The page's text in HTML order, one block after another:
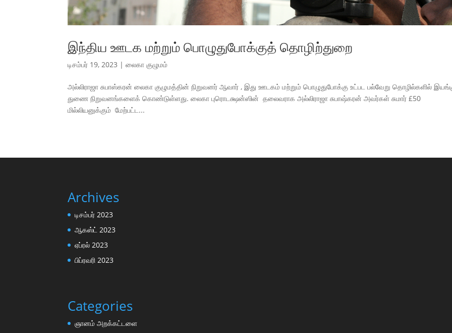
இந்திய ஊடக மற்றும் பொழுதுபோக்குத் தொழிற்துறை
டிசம்பர் 19, 2023 |லைகா குழுமம்
அல்லிராஜா சுபாஸ்கரன் லைகா குழுமத்தின் நிறுவனர் ஆவார் , இது ஊடகம் மற்றும் பொழுதுபோக்கு உட்பட பல்வேறு தொழில்களில்
துணை நிறுவனங்களைக் கொண்டுள்ளது. லைகா புரொடக்ஷன்ஸின் தலைவராக அல்லிராஜா சுபாஷ்கரன் அவர்கள் சுமார் £50
மில்லியனுக்கும் மேற்பட்ட...
Archives
டிசம்பர் 2023
ஆகஸ்ட் 2023
ஏப்ரல் 2023
பிப்ரவரி 2023
Categories
ஞானம் அறக்கட்டளை